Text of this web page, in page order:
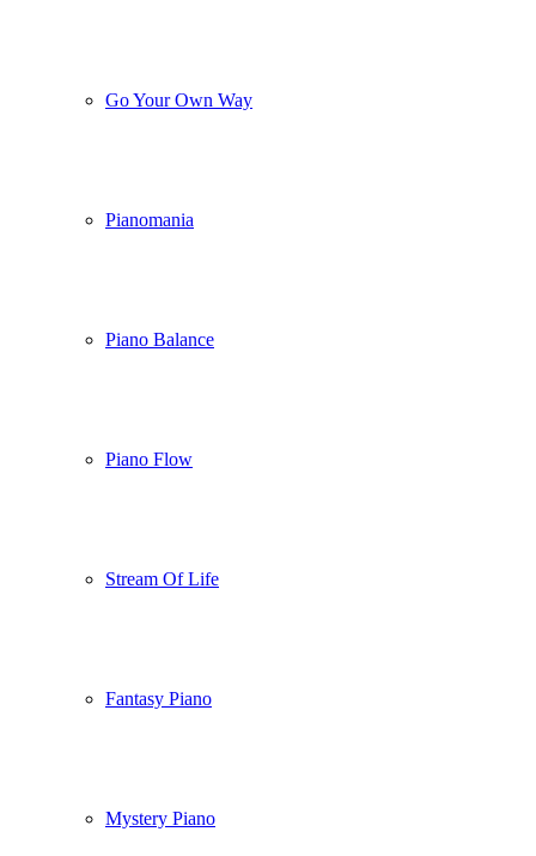
Go Your Own Way
Pianomania
Piano Balance
Piano Flow
Stream Of Life
Fantasy Piano
Mystery Piano